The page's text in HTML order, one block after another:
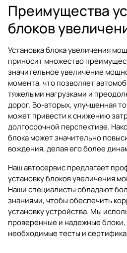
Преимущества
блоков
Установка блока увеличения
приносит множество
значительное увеличение
момента, что позволяет
тяжелыми нагрузками и
дорог. Во-вторых, улучшенная
может привести к снижению
долгосрочной перспективе.
блока может значительно
вождения, делая его более
Наш автосервис предлагает
установку блоков увеличения
Наши специалисты обладают
знаниями, чтобы обеспечить
установку устройства. Мы
проверенные и надежные
необходимые тесты и